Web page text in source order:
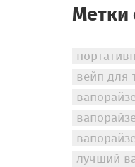
Метки
вейп для
лучший